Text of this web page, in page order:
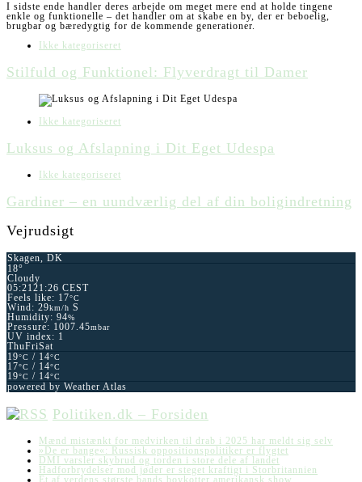
I sidste ende handler deres arbejde om meget mere end at holde tingene
enkle og funktionelle – det handler om at skabe en by, der er beboelig,
brugbar og bæredygtig for de kommende generationer.
Ikke kategoriseret
Stilfuld og Funktionel: Flyverdragt til Damer
Ikke kategoriseret
Luksus og Afslapning i Dit Eget Udespa
Ikke kategoriseret
Gardiner – en uundværlig del af din boligindretning
Vejrudsigt
Skagen, DK
18°
Cloudy
05:2121:26 CEST
Feels like: 17°C
Wind: 29km/h S
Humidity: 94%
Pressure: 1007.45mbar
UV index: 1
ThuFriSat
19°C / 14°C
17°C / 14°C
19°C / 14°C
powered by Weather Atlas
Politiken.dk – Forsiden
Mænd mistænkt for medvirken til drab i 2025 har meldt sig selv
»De er bange«: Russisk oppositions­politiker er flygtet
DMI varsler skybrud og torden i store dele af landet
Hadforbrydelser mod jøder er steget kraftigt i Storbritannien
Et af verdens største bands boykotter amerikansk show